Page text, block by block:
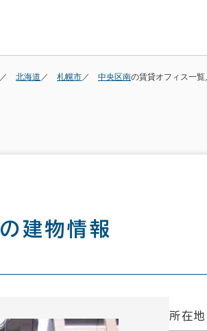
北海道 札幌市 中央区南の賃貸オフィス一覧
の建物情報
所在地